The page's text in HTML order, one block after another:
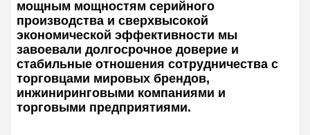
мощным мощностям серийного
производства и сверхвысокой
экономической эффективности мы
завоевали долгосрочное доверие и
стабильные отношения сотрудничества с
торговцами мировых брендов,
инжиниринговыми компаниями и
торговыми предприятиями.